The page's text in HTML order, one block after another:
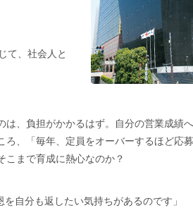
て、社会人と
、負担がかかるはず。自分の営業成績
、「毎年、定員をオーバーするほど応
こまで育成に熱心なのか？
自分も返したい気持ちがあるのです」